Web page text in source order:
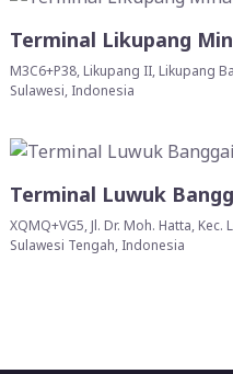
Terminal Likupang
M3C6+P38, Likupang II, Likupang
Sulawesi, Indonesia
Terminal Luwuk
XQMQ+VG5, Jl. Dr. Moh. Hatta,
Sulawesi Tengah, Indonesia